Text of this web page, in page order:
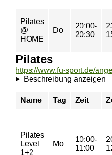
Pilates
@
HOME
Do
20:00-
20:30
Pilates
Beschreibung anzeigen
Name Tag Zeit
Pilates
Level
1+2
Mo
10:00-
11:00